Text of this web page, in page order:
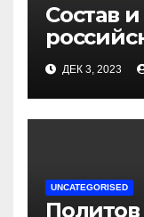
Состав
—
и
ДЕК 3, 2023
UNCATEGORISED